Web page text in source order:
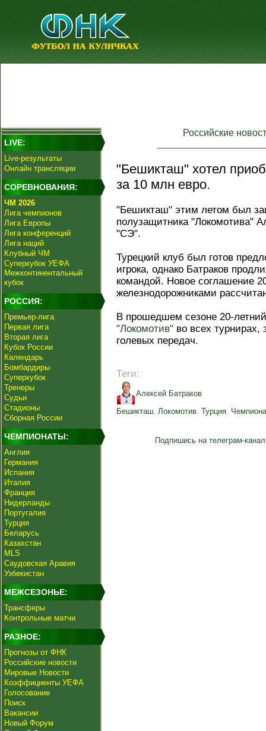
LIVE:
Live-результаты
Онлайн трансляции
СОРЕВНОВАНИЯ:
ЧМ 2026
Лига чемпионов
Лига Европы
Лига конференций
Лига наций
Клубный ЧМ
Суперкубок УЕФА
Межконтинентальный
кубок
РОССИЯ:
Премьер-лига
Первая лига
Вторая лига
Кубок России
Календарь
Бомбардиры
Суперкубок
Тренеры
Судьи
Стадионы
Сборная России
ЧЕМПИОНАТЫ:
Англия
Германия
Испания
Италия
Франция
Нидерланды
Португалия
Турция
Беларусь
Казахстан
MLS
Саудовская Аравия
Узбекистан
МЕЖСЕЗОНЬЕ:
Трансферы
Контрольные матчи
РАЗНОЕ:
Прогнозы от ФНК
Российские новости
Мировые Новости
Коэффициенты УЕФА
Голосование
Поиск
Вакансии
Новый Форум
Российские
"Бешикташ" хотел
за 10 млн евро.
"Бешикташ" этим летом был
полузащитника "Локомотива"
"СЭ".
Турецкий клуб был готов
игрока, однако Батраков
командой. Новое соглашение
железнодорожниками
В прошедшем сезоне 20-
"Локомотив" во всех
голевых передач.
Теги:
Алексей Батраков
Бешикташ, Локомотив, Турция,
Подпишись на телеграм-